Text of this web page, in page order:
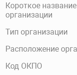
Короткое название
организации
Тип организации
Расположение
Код ОКПО